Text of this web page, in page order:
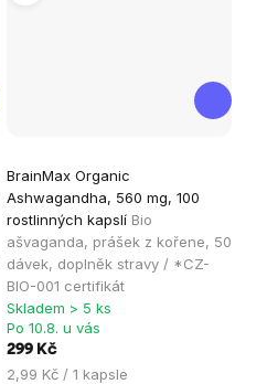
BrainMax Organic
Ashwagandha, 560 mg, 100
rostlinných kapslí Bio
ašvaganda, prášek z kořene, 50
dávek, doplněk stravy / *CZ-
BIO-001 certifikát
hodnocení
produktu
je
5,0
z
5
hvězdiček.
Skladem > 5 ks
Po 10.8. u vás
299 Kč
Měrná
2,99 Kč / 1 kapsle